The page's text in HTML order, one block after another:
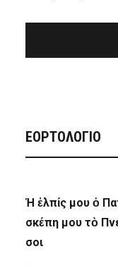
ΕΟΡΤΟΛΟΓΙΟ
Ἡ ἐλπίς μου ὁ
σκέπη μου τὸ
σοι